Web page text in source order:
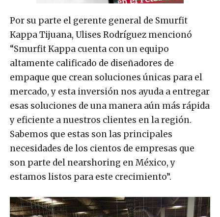
Por su parte el gerente general de Smurfit
Kappa Tijuana, Ulises Rodríguez mencionó
“Smurfit Kappa cuenta con un equipo
altamente calificado de diseñadores de
empaque que crean soluciones únicas para el
mercado, y esta inversión nos ayuda a entregar
esas soluciones de una manera aún más rápida
y eficiente a nuestros clientes en la región.
Sabemos que estas son las principales
necesidades de los cientos de empresas que
son parte del nearshoring en México, y
estamos listos para este crecimiento”.